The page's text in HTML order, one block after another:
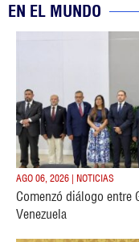
EN EL MUNDO
AGO 06, 2026 | NOTICIAS
Comenzó diálogo entre
Venezuela